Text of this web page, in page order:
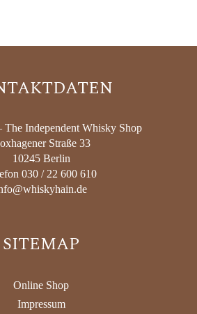
The Independent Whisky Shop
Straße 33
10245 Berlin
030 / 22 600 610
SITEMAP
Online Shop
Impressum